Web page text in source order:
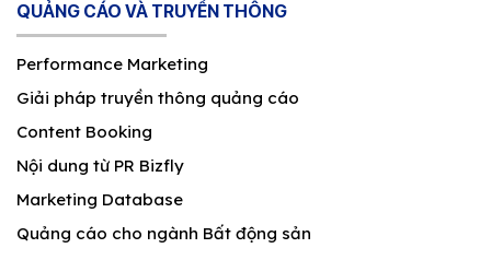
QUẢNG CÁO VÀ TRUYỀN THÔNG
Performance Marketing
Giải pháp truyền thông quảng cáo
Content Booking
Nội dung từ PR Bizfly
Marketing Database
Quảng cáo cho ngành Bất động sản